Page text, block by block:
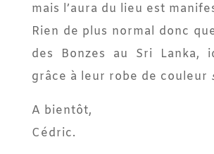
mais l’aura du lieu est
Rien de plus normal donc
des Bonzes au Sri Lanka,
grâce à leur robe de couleur
A bientôt,
Cédric.